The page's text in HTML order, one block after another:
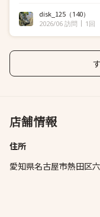
disk_125 （140）
2026/06 訪問
1回
店舗情報
住所
愛知県名古屋市熱田区